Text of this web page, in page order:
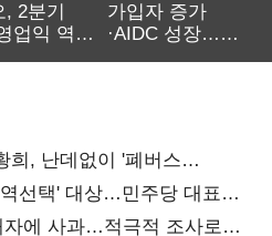
, 2분기
업익 역대
가입자 증가
·AIDC 성장…
, 난데없이 '폐버스
선택' 대상…민주당 대표로
자에 사과…적극적 조사로